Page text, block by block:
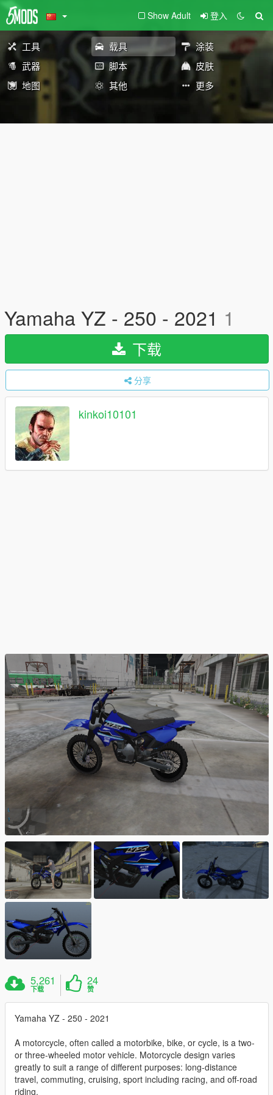
Show Adult 登入
工具 载具
涂装
武器
脚本
皮肤
地图
其他 更多
Yamaha YZ - 250 - 2021 1
下载
分享
kinkoi10101
5,261
下载
24
赞
Yamaha YZ - 250 - 2021
A motorcycle, often called a motorbike, bike, or cycle, is a two-
or three-wheeled motor vehicle. Motorcycle design varies
greatly to suit a range of different purposes: long-distance
travel, commuting, cruising, sport including racing, and off-road
riding.